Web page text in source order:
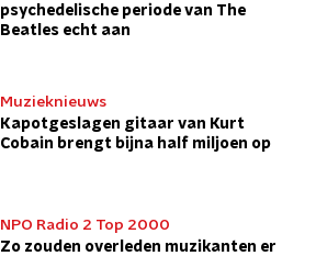
psychedelische periode van The
Beatles echt aan
Muzieknieuws
Kapotgeslagen gitaar van Kurt
Cobain brengt bijna half miljoen op
NPO Radio 2 Top 2000
Zo zouden overleden muzikanten er